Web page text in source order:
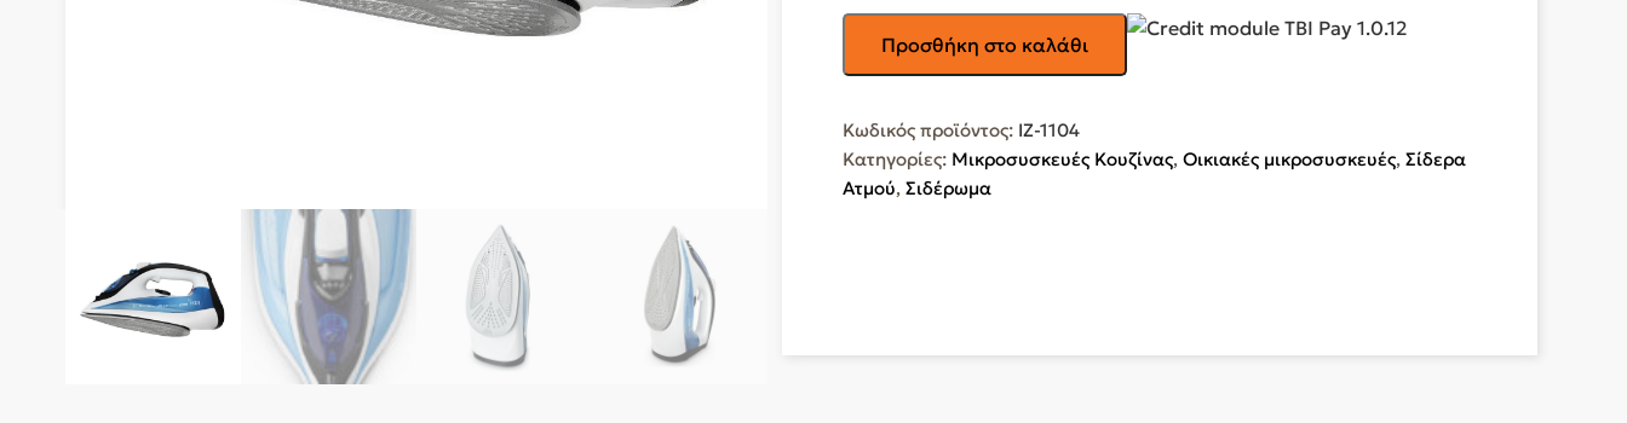
Σίδερο
Ceramic
IZ-
1104
Προσθήκη στο καλάθι
Κωδικός προϊόντος: IZ-1104
Κατηγορίες: Μικροσυσκευές Κουζίνας, Οικιακές μικροσυσκευές, Σίδερα
Ατμού, Σιδέρωμα